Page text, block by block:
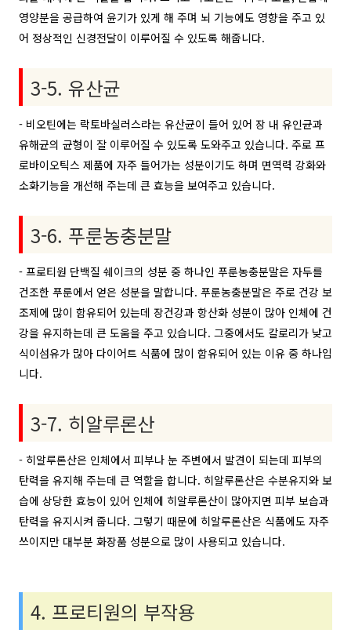
영양분을 공급하여 윤기가 있게 해 주며 뇌 기능에도 영향을 주고 있
어 정상적인 신경전달이 이루어질 수 있도록 해줍니다.
3-5. 유산균
- 비오틴에는 락토바실러스라는 유산균이 들어 있어 장 내 유인균과
유해균의 균형이 잘 이루어질 수 있도록 도와주고 있습니다. 주로 프
로바이오틱스 제품에 자주 들어가는 성분이기도 하며 면역력 강화와
소화기능을 개선해 주는데 큰 효능을 보여주고 있습니다.
3-6. 푸룬농충분말
- 프로티원 단백질 쉐이크의 성분 중 하나인 푸룬농충분말은 자두를
건조한 푸룬에서 얻은 성분을 말합니다. 푸룬농충분말은 주로 건강 보
조제에 많이 함유되어 있는데 장건강과 항산화 성분이 많아 인체에 건
강을 유지하는데 큰 도움을 주고 있습니다. 그중에서도 칼로리가 낮고
식이섬유가 많아 다이어트 식품에 많이 함유되어 있는 이유 중 하나입
니다.
3-7. 히알루론산
- 히알루론산은 인체에서 피부나 눈 주변에서 발견이 되는데 피부의
탄력을 유지해 주는데 큰 역할을 합니다. 히알루론산은 수분유지와 보
습에 상당한 효능이 있어 인체에 히알루론산이 많아지면 피부 보습과
탄력을 유지시켜 줍니다. 그렇기 때문에 히알루론산은 식품에도 자주
쓰이지만 대부분 화장품 성분으로 많이 사용되고 있습니다.
4. 프로티원의 부작용